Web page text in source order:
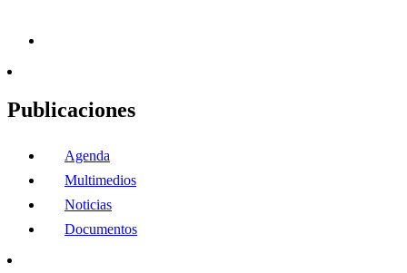
Publicaciones
Agenda
Multimedios
Noticias
Documentos